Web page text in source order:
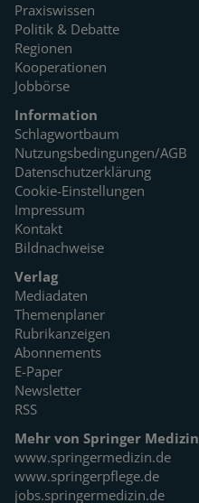
Praxiswissen
Politik & Debatte
Regionen
Kooperationen
Jobbörse
Information
Schlagwortbaum
Nutzungsbedingungen/AGB
Datenschutzerklärung
Cookie-Einstellungen
Impressum
Kontakt
Bildnachweise
Verlag
Mediadaten
Themenplaner
Rubrikanzeigen
Abonnements
E-Paper
Newsletter
RSS
Mehr von Springer Medizin
www.springermedizin.de
www.springerpflege.de
jobs.springermedizin.de